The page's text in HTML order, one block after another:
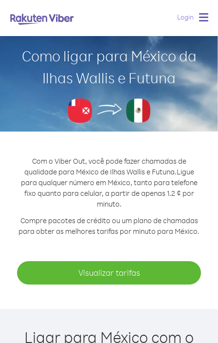
Login
Como ligar para México da
Ilhas Wallis e Futuna
Com o Viber Out, você pode fazer chamadas de
qualidade para México de Ilhas Wallis e Futuna.Ligue
para qualquer número em México, tanto para telefone
fixo quanto para celular, a partir de apenas 1.2 ¢ por
minuto.
Compre pacotes de crédito ou um plano de chamadas
para obter as melhores tarifas por minuto para México.
Visualizar tarifas
Ligar para México com o